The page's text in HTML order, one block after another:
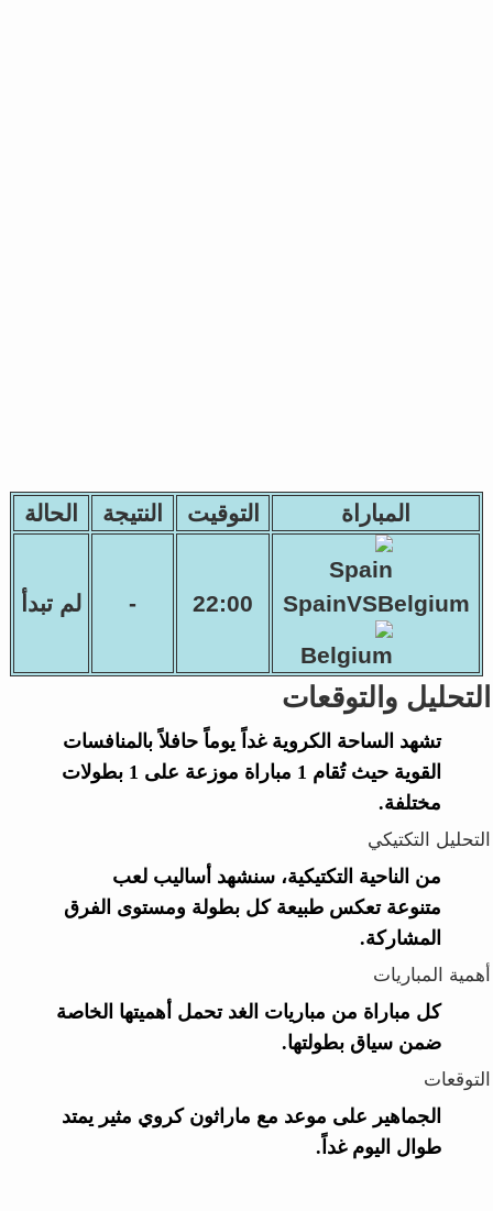
المباراة التوقيت النتيجة الحالة
SpainVSBelgium
22:00
- لم تبدأ
التحليل والتوقعات
تشهد الساحة الكروية غداً يوماً حافلاً بالمنافسات
القوية حيث تُقام 1 مباراة موزعة على 1 بطولات
مختلفة.
التحليل التكتيكي
من الناحية التكتيكية، سنشهد أساليب لعب
متنوعة تعكس طبيعة كل بطولة ومستوى الفرق
المشاركة.
أهمية المباريات
كل مباراة من مباريات الغد تحمل أهميتها الخاصة
ضمن سياق بطولتها.
التوقعات
الجماهير على موعد مع ماراثون كروي مثير يمتد
طوال اليوم غداً.